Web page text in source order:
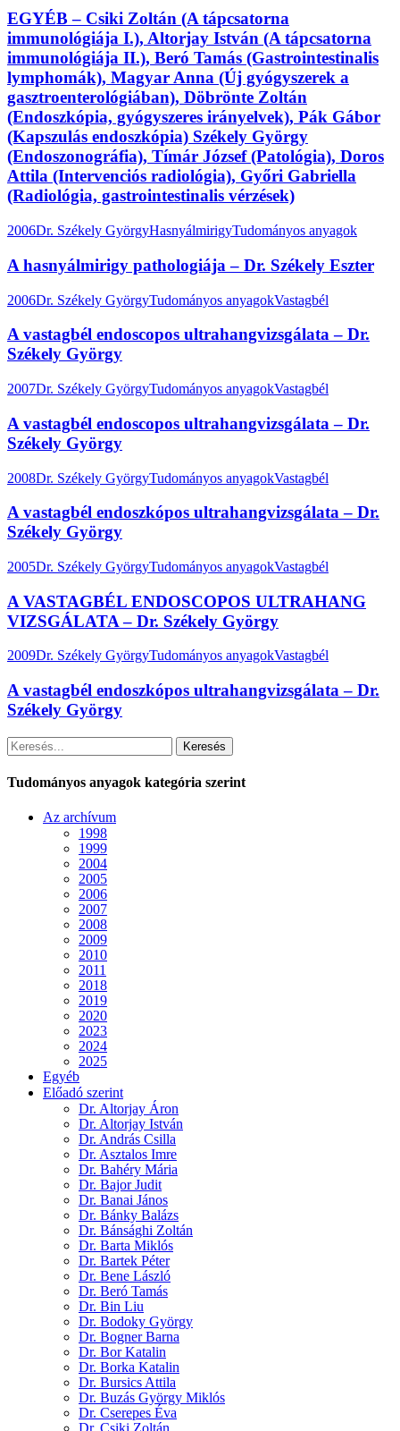
EGYÉB – Csiki Zoltán (A tápcsatorna
immunológiája I.), Altorjay István (A tápcsatorna
immunológiája II.), Beró Tamás (Gastrointestinalis
lymphomák), Magyar Anna (Új gyógyszerek a
gasztroenterológiában), Döbrönte Zoltán
(Endoszkópia, gyógyszeres irányelvek), Pák Gábor
(Kapszulás endoszkópia) Székely György
(Endoszonográfia), Tímár József (Patológia), Doros
Attila (Intervenciós radiológia), Győri Gabriella
(Radiológia, gastrointestinalis vérzések)
2006Dr. Székely GyörgyHasnyálmirigyTudományos anyagok
A hasnyálmirigy pathologiája – Dr. Székely Eszter
2006Dr. Székely GyörgyTudományos anyagokVastagbél
A vastagbél endoscopos ultrahangvizsgálata – Dr.
Székely György
2007Dr. Székely GyörgyTudományos anyagokVastagbél
A vastagbél endoscopos ultrahangvizsgálata – Dr.
Székely György
2008Dr. Székely GyörgyTudományos anyagokVastagbél
A vastagbél endoszkópos ultrahangvizsgálata – Dr.
Székely György
2005Dr. Székely GyörgyTudományos anyagokVastagbél
A VASTAGBÉL ENDOSCOPOS ULTRAHANG
VIZSGÁLATA – Dr. Székely György
2009Dr. Székely GyörgyTudományos anyagokVastagbél
A vastagbél endoszkópos ultrahangvizsgálata – Dr.
Székely György
Keresés
Tudományos anyagok kategória szerint
Az archívum
1998
1999
2004
2005
2006
2007
2008
2009
2010
2011
2018
2019
2020
2023
2024
2025
Egyéb
Előadó szerint
Dr. Altorjay Áron
Dr. Altorjay István
Dr. András Csilla
Dr. Asztalos Imre
Dr. Bahéry Mária
Dr. Bajor Judit
Dr. Banai János
Dr. Bánky Balázs
Dr. Bánsághi Zoltán
Dr. Barta Miklós
Dr. Bartek Péter
Dr. Bene László
Dr. Beró Tamás
Dr. Bin Liu
Dr. Bodoky György
Dr. Bogner Barna
Dr. Bor Katalin
Dr. Borka Katalin
Dr. Bursics Attila
Dr. Buzás György Miklós
Dr. Cserepes Éva